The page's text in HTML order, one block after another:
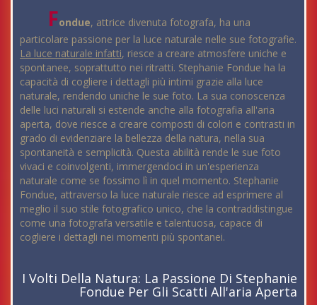
Fondue, attrice divenuta fotografa, ha una
particolare passione per la luce naturale nelle sue fotografie.
La luce naturale infatti, riesce a creare atmosfere uniche e
spontanee, soprattutto nei ritratti. Stephanie Fondue ha la
capacità di cogliere i dettagli più intimi grazie alla luce
naturale, rendendo uniche le sue foto. La sua conoscenza
delle luci naturali si estende anche alla fotografia all'aria
aperta, dove riesce a creare composti di colori e contrasti in
grado di evidenziare la bellezza della natura, nella sua
spontaneità e semplicità. Questa abilità rende le sue foto
vivaci e coinvolgenti, immergendoci in un'esperienza
naturale come se fossimo lì in quel momento. Stephanie
Fondue, attraverso la luce naturale riesce ad esprimere al
meglio il suo stile fotografico unico, che la contraddistingue
come una fotografa versatile e talentuosa, capace di
cogliere i dettagli nei momenti più spontanei.
I Volti Della Natura: La Passione Di Stephanie
Fondue Per Gli Scatti All'aria Aperta